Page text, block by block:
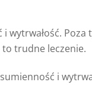
wytrwałość.
to trudne leczenie.
i